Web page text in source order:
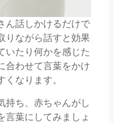
ん話しかけるだけで
りながら話すと効果
いたり何かを感じた
合わせて言葉をかけ
なります。
持ち、赤ちゃんがし
言葉にしてみましょ